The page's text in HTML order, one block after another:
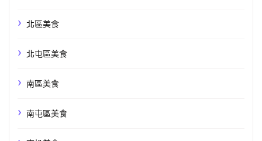
北區美食
北屯區美食
南區美食
南屯區美食